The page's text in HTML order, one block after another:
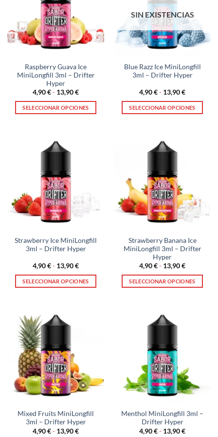
opciones
se
pueden
elegir
en
página
de
producto
opciones
se
pueden
elegir
en
página
de
producto
Raspberry Guava Ice
MiniLongfill 3ml – Drifter
Hyper
4,90€- 13,90€Rango
precios:
desde
SELECCIONAR OPCIONES
tiene
múltiples
Las
opciones
se
pueden
elegir
en
página
de
producto
SIN EXISTENCIAS
Blue Razz Ice MiniLongfill
3ml – Drifter Hyper
4,90€- 13,90€Rango
precios:
desde
SELECCIONAR OPCIONES
tiene
múltiples
Las
opciones
se
pueden
elegir
en
página
de
producto
Strawberry Ice MiniLongfill
3ml – Drifter Hyper
4,90€- 13,90€Rango
precios:
desde
SELECCIONAR OPCIONES
múltiples
Las
opciones
se
pueden
elegir
en
página
de
Strawberry Banana Ice
MiniLongfill 3ml – Drifter
Hyper
4,90€- 13,90€Rango
precios:
desde
SELECCIONAR OPCIONES
múltiples
Las
opciones
se
pueden
elegir
en
página
de
Mixed Fruits MiniLongfill
3ml – Drifter Hyper
4,90€- 13,90€Rango
Menthol MiniLongfill 3ml –
Drifter Hyper
4,90€- 13,90€Rango